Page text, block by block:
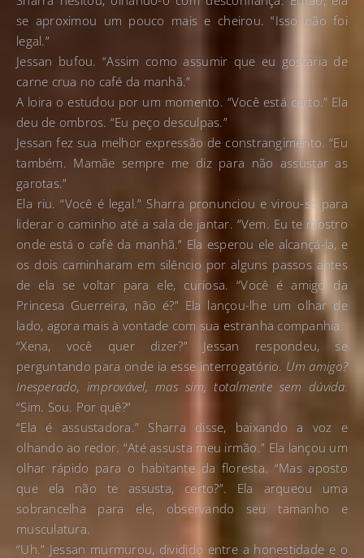
se aproximou um pouco mais e cheirou. “Isso não foi
legal.”
Jessan bufou. “Assim como assumir que eu gostaria de
carne crua no café da manhã.”
A loira o estudou por um momento. “Você está certo.” Ela
deu de ombros. “Eu peço desculpas.”
Jessan fez sua melhor expressão de constrangimento. “Eu
também. Mamãe sempre me diz para não assustar as
garotas.”
Ela riu. “Você é legal.” Sharra pronunciou e virou-se para
liderar o caminho até a sala de jantar. “Vem. Eu te mostro
onde está o café da manhã.” Ela esperou ele alcançá-la, e
os dois caminharam em silêncio por alguns passos antes
de ela se voltar para ele, curiosa. “Você é amigo da
Princesa Guerreira, não é?” Ela lançou-lhe um olhar de
lado, agora mais à vontade com sua estranha companhia.
“Xena, você quer dizer?” Jessan respondeu, se
perguntando para onde ia esse interrogatório. Um amigo?
Inesperado, improvável, mas sim, totalmente sem dúvida.
“Sim. Sou. Por quê?”
“Ela é assustadora.” Sharra disse, baixando a voz e
olhando ao redor. “Até assusta meu irmão.” Ela lançou um
olhar rápido para o habitante da floresta. “Mas aposto
que ela não te assusta, certo?”. Ela arqueou uma
sobrancelha para ele, observando seu tamanho e
musculatura.
“Uh.” Jessan murmurou, dividido entre a honestidade e o